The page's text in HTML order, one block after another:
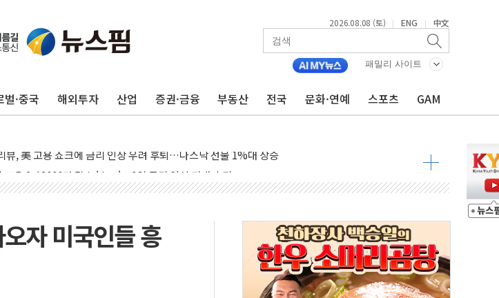
2026.08.08 (토) | ENG | 中文
패밀리 사이트
벌·중국 해외투자 산업 증권·금융 부동산 전국 문화·연예 스포츠 GAM
수니파 3국, '공동방위협정' 체결… 이스라엘·이란 위협에 맞설 자체 억지력 강화
자폐증 행정명령 검토…"이르면 다음 주"
백악관 무도회장 공사 중단 명령…트럼프 제동
엔화 장중 급등…시장은 "또 개입했나" 촉각
욕 반도체주 프리뷰...美 고용 쇼크에 반도체주 '활짝'
용 2만3000명 감소 '쇼크'…9월 금리 인상 기대 후퇴
수니파 3개국, 공동방위협정 체결
와 MOU… "6·25 미군 실종자 7359명 끝까지 찾겠다"
려야"…파월 때와 달리 워시엔 톤 낮춰
자 미국인들 흥